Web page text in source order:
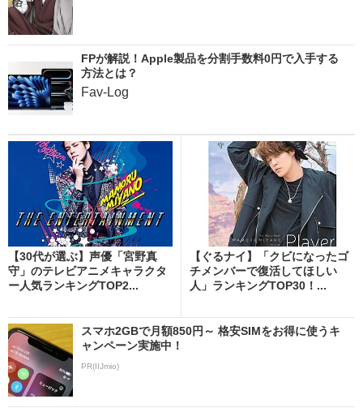
FPが解説！Apple製品を分割手数料0円で入手する
方法とは？
Fav-Log
【30代が選ぶ】声優「宮野真
守」のテレビアニメキャラクタ
ー人気ランキングTOP2...
【ぐるナイ】「クビになったゴ
チメンバーで復活してほしい
人」ランキングTOP30！...
スマホ2GBで月額850円～ 格安SIMをお得に使うキ
ャンペーン実施中！
PR(IIJmio)